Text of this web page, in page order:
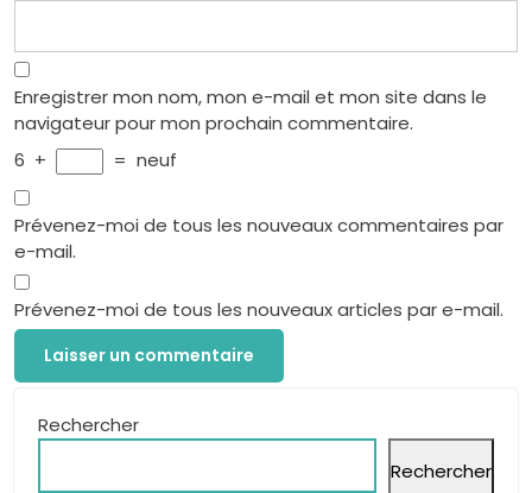
Enregistrer mon nom, mon e-mail et mon site dans le
navigateur pour mon prochain commentaire.
6 + = neuf
Prévenez-moi de tous les nouveaux commentaires par
e-mail.
Prévenez-moi de tous les nouveaux articles par e-mail.
Rechercher
Rechercher